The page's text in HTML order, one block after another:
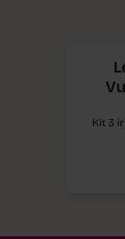
Kit 3